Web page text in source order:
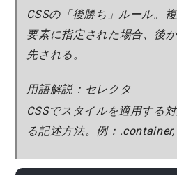
CSSの「後勝ち」ルール。
要素に指定された場合、後
先される。
用語解説：セレクタ
CSSでスタイルを適用する
る記述方法。例：.container,